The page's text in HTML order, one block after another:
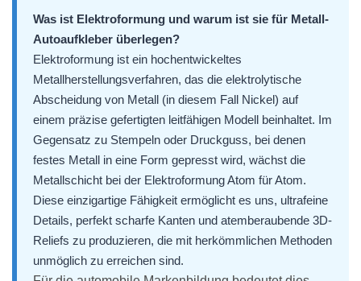
Was ist Elektroformung und warum ist sie für Metall-
Autoaufkleber überlegen?
Elektroformung ist ein hochentwickeltes
Metallherstellungsverfahren, das die elektrolytische
Abscheidung von Metall (in diesem Fall Nickel) auf
einem präzise gefertigten leitfähigen Modell beinhaltet. Im
Gegensatz zu Stempeln oder Druckguss, bei denen
festes Metall in eine Form gepresst wird, wächst die
Metallschicht bei der Elektroformung Atom für Atom.
Diese einzigartige Fähigkeit ermöglicht es uns, ultrafeine
Details, perfekt scharfe Kanten und atemberaubende 3D-
Reliefs zu produzieren, die mit herkömmlichen Methoden
unmöglich zu erreichen sind.